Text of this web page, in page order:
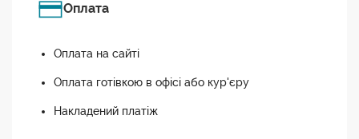
Оплата
Оплата на сайті
Оплата готівкою в офісі або кур'єру
Накладений платіж